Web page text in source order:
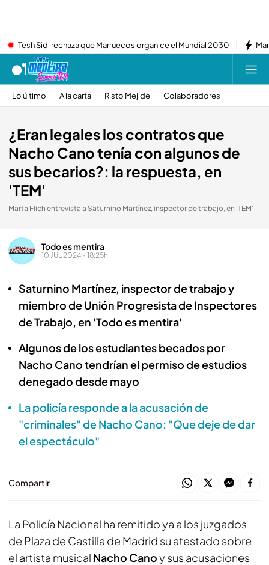
Tesh Sidi rechaza que Marruecos organice el Mundial 2030
Lo último A la carta Risto Mejide Colaboradores
¿Eran legales los contratos que
Nacho Cano tenía con algunos de
sus becarios?: la respuesta, en
'TEM'
Marta Flich entrevista a Saturnino Martínez, inspector de trabajo, en 'TEM'
Todo es mentira
10 JUL 2024 - 18:25h.
Saturnino Martínez, inspector de trabajo y
miembro de Unión Progresista de Inspectores
de Trabajo, en 'Todo es mentira'
Algunos de los estudiantes becados por
Nacho Cano tendrían el permiso de estudios
denegado desde mayo
La policía responde a la acusación de
"criminales" de Nacho Cano: "Que deje de dar
el espectáculo"
Compartir
La Policía Nacional ha remitido ya a los juzgados
de Plaza de Castilla de Madrid su atestado sobre
el artista musical Nacho Canoy sus acusaciones